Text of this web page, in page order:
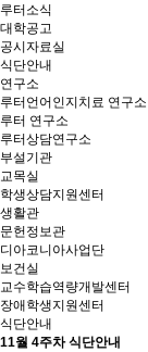
루터소식
대학공고
공시자료실
식단안내
연구소
루터언어인지치료 연구소
루터 연구소
루터상담연구소
부설기관
교목실
학생상담지원센터
생활관
문헌정보관
디아코니아사업단
보건실
교수학습역량개발센터
장애학생지원센터
식단안내
11월 4주차 식단안내